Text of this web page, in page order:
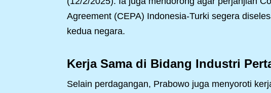
Agreement (CEPA) Indonesia-Turki segera
kedua negara.
Kerja Sama di Bidang Industri
Selain perdagangan, Prabowo juga menyoroti